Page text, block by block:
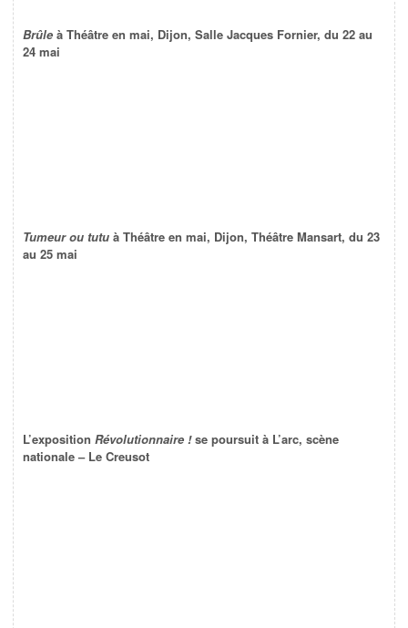
Brûle à Théâtre en mai, Dijon, Salle Jacques Fornier, du 22 au
24 mai
Tumeur ou tutu à Théâtre en mai, Dijon, Théâtre Mansart, du 23
au 25 mai
L’exposition Révolutionnaire !se poursuit à L’arc, scène
nationale – Le Creusot